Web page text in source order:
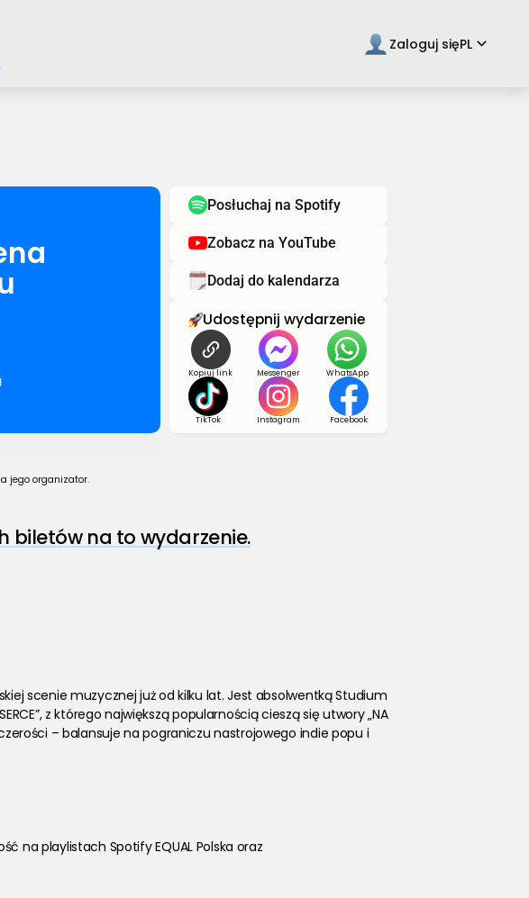
Zaloguj sięPL keyboard_arrow_down
Posłuchaj na Spotify
Zobacz na YouTube
Dodaj do kalendarza
Udostępnij wydarzenie
Kopiuj link Messenger WhatsApp
TikTok Instagram Facebook
jego organizator.
biletów na to wydarzenie.
scenie muzycznej już od kilku lat. Jest absolwentką Studium
z którego największą popularnością cieszą się utwory „NA
– balansuje na pograniczu nastrojowego indie popu i
na playlistach Spotify EQUAL Polska oraz